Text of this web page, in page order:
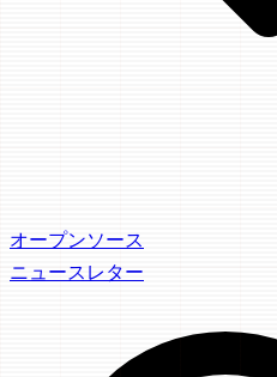
オープンソース
ニュースレター